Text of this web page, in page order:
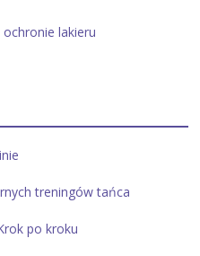
lakieru
treningów tańca
po kroku